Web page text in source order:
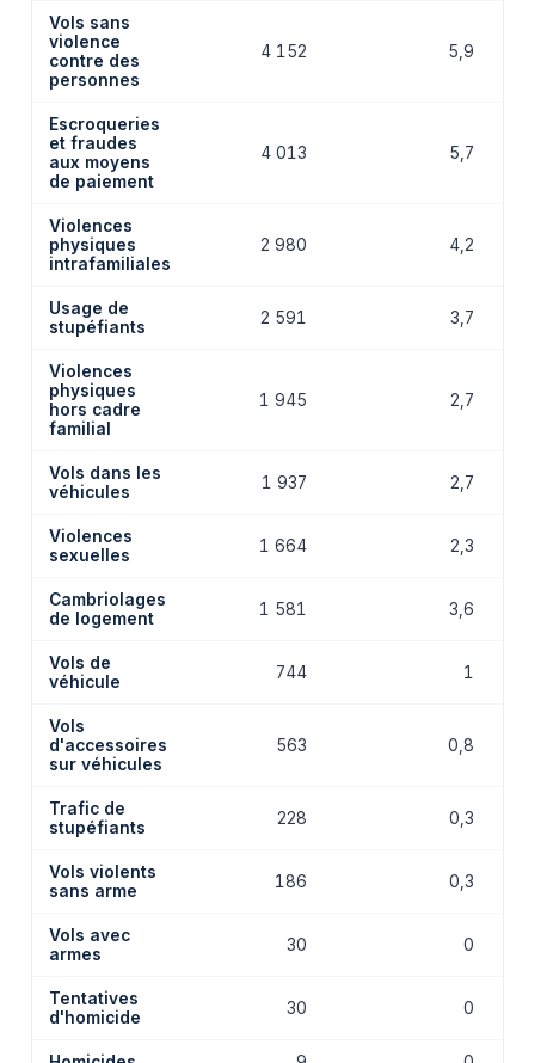
Vols sans
violence
contre des
personnes
4 152 5,9
Escroqueries
et fraudes
aux moyens
de paiement
4 013 5,7
Violences
physiques
intrafamiliales
2 980 4,2
Usage de
stupéfiants
2 591 3,7
Violences
physiques
hors cadre
familial
1 945 2,7
Vols dans les
véhicules
1 937 2,7
Violences
sexuelles
1 664 2,3
Cambriolages
de logement
1 581 3,6
Vols de
véhicule
744 1
Vols
d'accessoires
sur véhicules
563 0,8
Trafic de
stupéfiants
228 0,3
Vols violents
sans arme
186 0,3
Vols avec
armes
30 0
Tentatives
d'homicide
30 0